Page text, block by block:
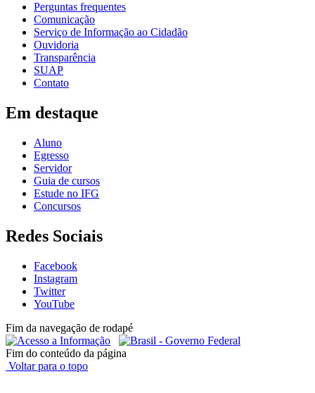
Perguntas frequentes
Comunicação
Serviço de Informação ao Cidadão
Ouvidoria
Transparência
SUAP
Contato
Em destaque
Aluno
Egresso
Servidor
Guia de cursos
Estude no IFG
Concursos
Redes Sociais
Facebook
Instagram
Twitter
YouTube
Fim da navegação de rodapé
Fim do conteúdo da página
Voltar para o topo